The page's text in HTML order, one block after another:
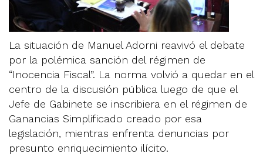
La situación de Manuel Adorni reavivó el debate
por la polémica sanción del régimen de
“Inocencia Fiscal”. La norma volvió a quedar en el
centro de la discusión pública luego de que el
Jefe de Gabinete se inscribiera en el régimen de
Ganancias Simplificado creado por esa
legislación, mientras enfrenta denuncias por
presunto enriquecimiento ilícito.